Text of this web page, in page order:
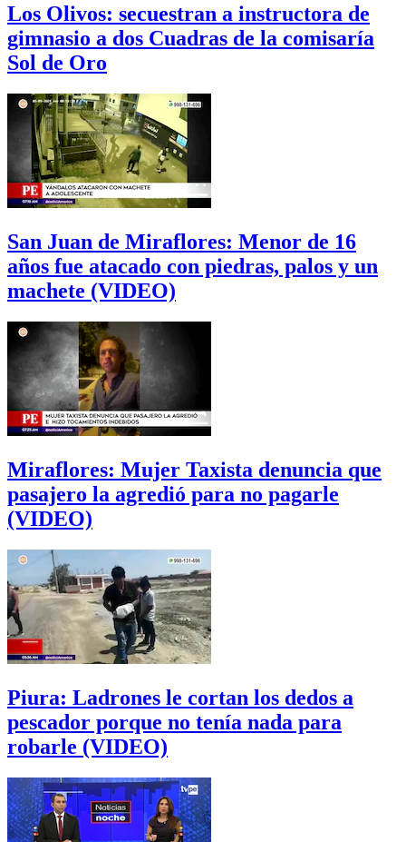
Los Olivos: secuestran a instructora de
gimnasio a dos Cuadras de la comisaría
Sol de Oro
San Juan de Miraflores: Menor de 16
años fue atacado con piedras, palos y un
machete (VIDEO)
Miraflores: Mujer Taxista denuncia que
pasajero la agredió para no pagarle
(VIDEO)
Piura: Ladrones le cortan los dedos a
pescador porque no tenía nada para
robarle (VIDEO)